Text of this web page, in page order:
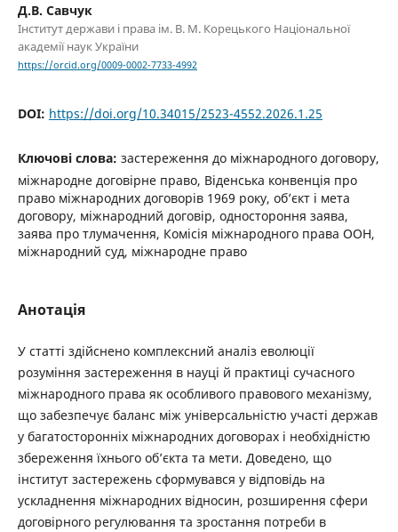
Д.В. Савчук
Інститут держави і права ім. В. М. Корецького Національної
академії наук України
https://orcid.org/0009-0002-7733-4992
DOI: https://doi.org/10.34015/2523-4552.2026.1.25
Ключові слова: застереження до міжнародного договору,
міжнародне договірне право, Віденська конвенція про
право міжнародних договорів 1969 року, об’єкт і мета
договору, міжнародний договір, одностороння заява,
заява про тлумачення, Комісія міжнародного права ООН,
міжнародний суд, міжнародне право
Анотація
У статті здійснено комплексний аналіз еволюції
розуміння застереження в науці й практиці сучасного
міжнародного права як особливого правового механізму,
що забезпечує баланс між універсальністю участі держав
у багатосторонніх міжнародних договорах і необхідністю
збереження їхнього об’єкта та мети. Доведено, що
інститут застережень сформувався у відповідь на
ускладнення міжнародних відносин, розширення сфери
договірного регулювання та зростання потреби в